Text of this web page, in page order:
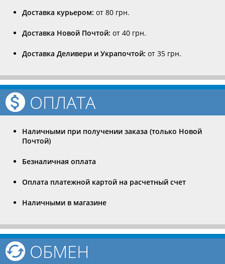
Доставка курьером: от 80 грн.
Доставка Новой Почтой: от 40 грн.
Доставка Деливери и Украпочтой: от 35 грн.
ОПЛАТА
Наличными при получении заказа (только Новой
Почтой)
Безналичная оплата
Оплата платежной картой на расчетный счет
Наличными в магазине
ОБМЕН